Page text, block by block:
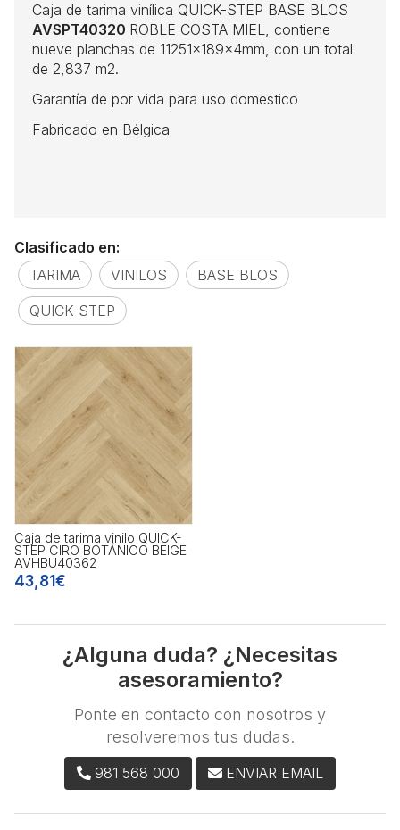
Caja de tarima vinílica QUICK-STEP BASE BLOS
AVSPT40320 ROBLE COSTA MIEL, contiene
nueve planchas de 11251x189x4mm, con un total
de 2,837 m2.
Garantía de por vida para uso domestico
Fabricado en Bélgica
Clasificado en:
TARIMA
VINILOS
BASE BLOS
QUICK-STEP
Caja de tarima vinilo QUICK-
STEP CIRO BOTÁNICO BEIGE
AVHBU40362
43,81€
¿Alguna duda? ¿Necesitas
asesoramiento?
Ponte en contacto con nosotros y
resolveremos tus dudas.
981 568 000 ENVIAR EMAIL